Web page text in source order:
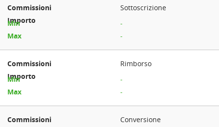
Sottoscrizione
-
-
Rimborso
-
-
Conversione